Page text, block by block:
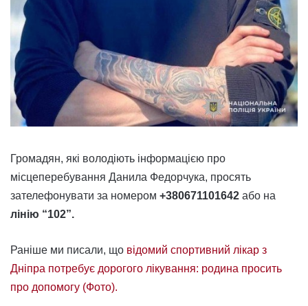
Громадян, які володіють інформацією про
місцеперебування Данила Федорчука, просять
зателефонувати за номером +380671101642 або на
лінію “102”.
Раніше ми писали, що відомий спортивний лікар з
Дніпра потребує дорогого лікування: родина просить
про допомогу (Фото).